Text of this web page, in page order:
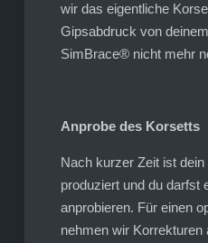
wir das eigentliche
Gipsabdruck von
SimBrace® nicht mehr
Anprobe des Korsetts
Nach kurzer Zeit ist
produziert und du darfst
anprobieren. Für einen
nehmen wir